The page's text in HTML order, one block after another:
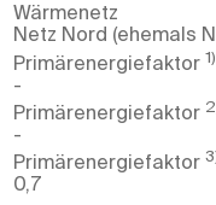
Wärmenetz
Netz Nord (ehemals
Primärenergie­faktor 1)
-
Primärenergie­faktor
-
Primärenergie­faktor
0,7